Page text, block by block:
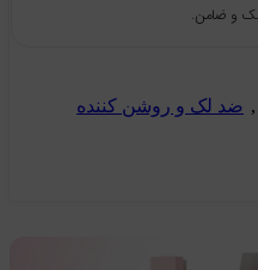
, ضد لک و روشن کننده